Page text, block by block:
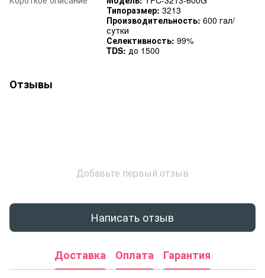
Типоразмер: 3213
Производительность: 600 гал/
сутки
Селективность: 99%
TDS: до 1500
Отзывы
Добавьте первый отзыв
Написать отзыв
Доставка Оплата Гарантия